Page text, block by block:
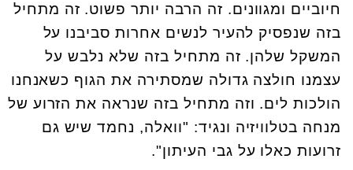
חיוביים ומגוונים. זה הרבה יותר פשוט. זה מתחיל
בזה שנפסיק להעיר לנשים אחרות סביבנו על
המשקל שלהן. זה מתחיל בזה שלא נלבש על
עצמנו חולצה גדולה שמסתירה את הגוף כשאנחנו
הולכות לים. וזה מתחיל בזה שנראה את הזרוע של
מנחה בטלוויזיה ונגיד: "וואלה, נחמד שיש גם
זרועות כאלו על גבי העיתון".